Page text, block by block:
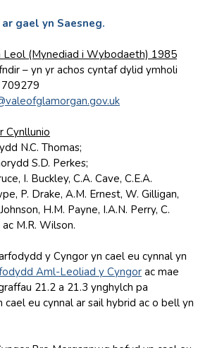
gael yn Saesneg.
(Mynediad i Wybodaeth) 1985
– yn yr achos cyntaf dylid ymholi
Cynllunio
N.C. Thomas;
S.D. Perkes;
I. Buckley, C.A. Cave, C.E.A.
P. Drake, A.M. Ernest, W. Gilligan,
H.M. Payne, I.A.N. Perry, C.
M.R. Wilson.
y Cyngor yn cael eu cynnal yn
Aml-Leoliad y Cyngor ac mae
21.2 a 21.3 ynghylch pa
eu cynnal ar sail hybrid ac o bell yn